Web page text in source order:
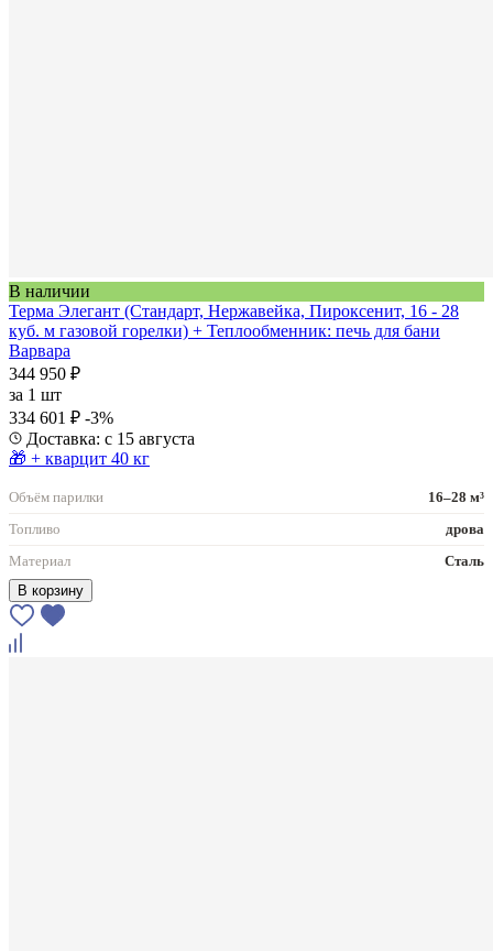
В наличии
Терма Элегант (Стандарт, Нержавейка, Пироксенит, 16 - 28
куб. м газовой горелки) + Теплообменник: печь для бани
Варвара
344 950 ₽
за 1 шт
334 601 ₽ -3%
Доставка: с 15 августа
🎁 + кварцит 40 кг
Объём парилки
16–28 м³
Топливо
дрова
Материал
Сталь
В корзину